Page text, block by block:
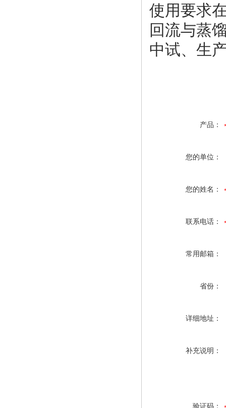
使用要求
回流与蒸
中试、生
产品：
您的单位：
您的姓名：
联系电话：
常用邮箱：
省份：
详细地址：
补充说明：
验证码：